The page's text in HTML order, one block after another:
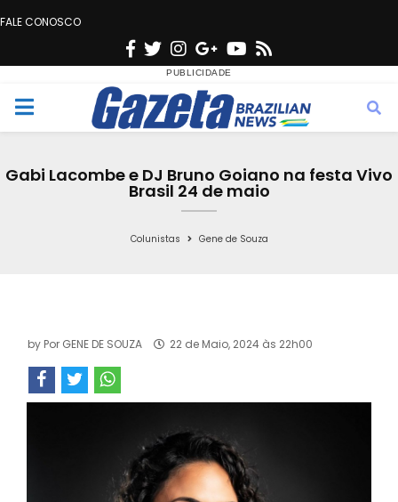
FALE CONOSCO
F
c
e
o
k
T
w
i
t
e
n
s
t
g
r
a
G
o
o
g
e
Y
u
t
b
s
M
Gabi Lacombe e DJ Bruno Goiano na festa Vivo
Brasil 24 de maio
Colunistas Gene de Souza
by Por GENE DE SOUZA 22 de Maio, 2024 às 22h00